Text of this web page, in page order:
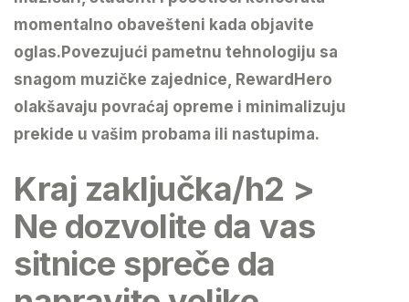
momentalno obavešteni kada objavite
oglas.Povezujući pametnu tehnologiju sa
snagom muzičke zajednice, RewardHero
olakšavaju povraćaj opreme i minimalizuju
prekide u vašim probama ili nastupima.
Kraj zaključka/h2 >
Ne dozvolite da vas
sitnice spreče da